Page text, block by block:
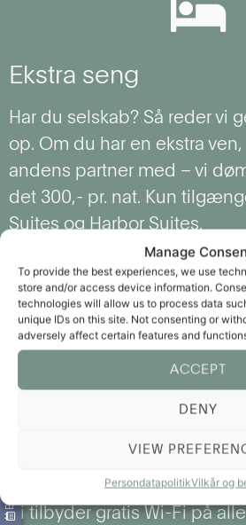
Manage
To provide the best experiences, we use
store and/or access device information.
technologies will allow us to process data
unique IDs on this site. Not consenting or
adversely affect certain features and
ACCEPT
DENY
VIEW
PersondatapolitikVilkår og
Ekstra seng
Har du selskab? Så reder vi
op. Om du har en ekstra
andens partner med – vi
det 300,- pr. nat. Kun
Suites og Harbor Suites.
Derudover tilbyder vi også
kr. pr. nat. Bemærk venligst,
senge og barnesenge skal
forhånd, inden din ankomst.
Gratis Wi-Fi
Vi tilbyder gratis Wi-Fi på